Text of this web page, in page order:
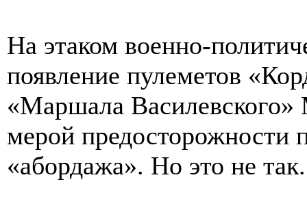
На этаком военно-
появление пулеметов
«Маршала Василевского»
мерой предосторожности
«абордажа». Но это не так.